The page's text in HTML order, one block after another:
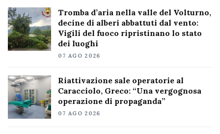
Tromba d’aria nella valle del Volturno,
decine di alberi abbattuti dal vento:
Vigili del fuoco ripristinano lo stato
dei luoghi
07 AGO 2026
Riattivazione sale operatorie al
Caracciolo, Greco: “Una vergognosa
operazione di propaganda”
07 AGO 2026